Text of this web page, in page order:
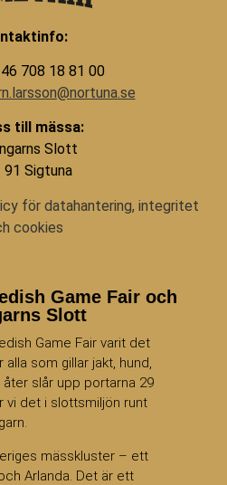
708 18 81 00
till mässa:
Slott
91 Sigtuna
för datahantering, integritet
cookies
Game Fair och
Slott
Game Fair varit det
som gillar jakt, hund,
slår upp portarna 29
vi det i slottsmiljön runt
mässkluster – ett
Arlanda. Det är ett